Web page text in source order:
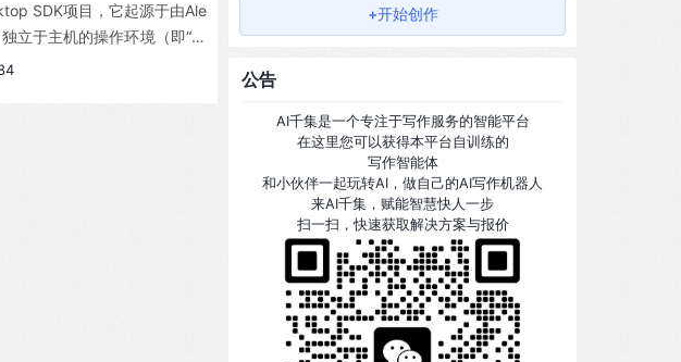
SDK项目，它起源于由Ale
立于主机的操作环境（即“运
+开始创作
公告
AI千集是一个专注于写作服务的智能平台
在这里您可以获得本平台自训练的
写作智能体
和小伙伴一起玩转AI，做自己的AI写作机器人
来AI千集，赋能智慧快人一步
扫一扫，快速获取解决方案与报价